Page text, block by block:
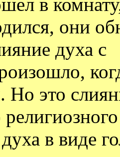
они
духа с
Но это
в виде